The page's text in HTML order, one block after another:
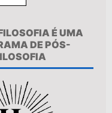
É UMA
DE PÓS-